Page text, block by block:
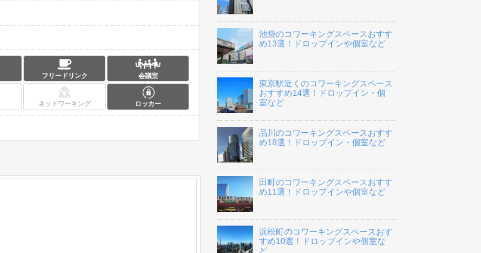
フリードリンク 会議室
ネットワーキング ロッカー
池袋のコワーキングスペースおすす
め13選！ドロップインや個室など
東京駅近くのコワーキングスペース
おすすめ14選！ドロップイン・個
室など
品川のコワーキングスペースおすす
め18選！ドロップイン・個室など
田町のコワーキングスペースおすす
め11選！ドロップインや個室など
浜松町のコワーキングスペースおす
すめ10選！ドロップインや個室な
ど